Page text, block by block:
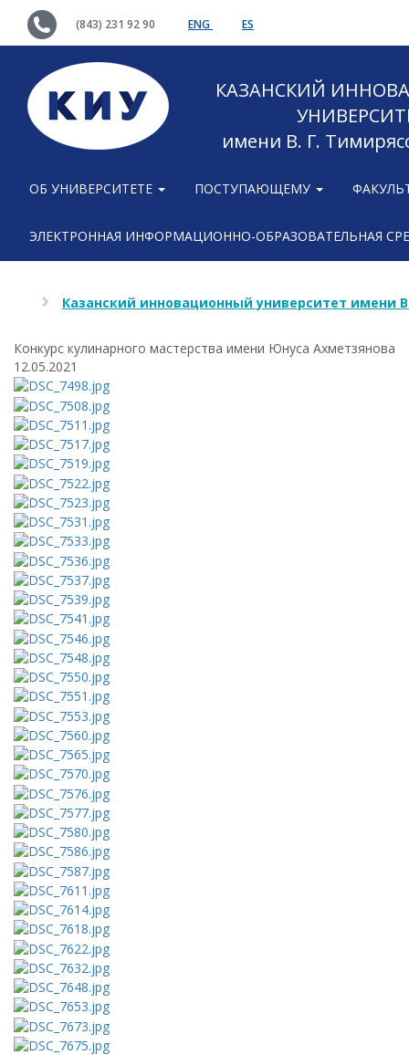
(843) 231 92 90 ENG ES
КАЗАНСКИЙ
имени В. Г.
ОБ УНИВЕРСИТЕТЕ ПОСТУПАЮЩЕМУ
ЭЛЕКТРОННАЯ ИНФОРМАЦИОННО-ОБРАЗОВАТЕЛЬНАЯ
Казанский инновационный университет имени
Конкурс кулинарного мастерства имени Юнуса Ахметзянова
12.05.2021